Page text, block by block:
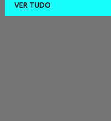
VER TUDO